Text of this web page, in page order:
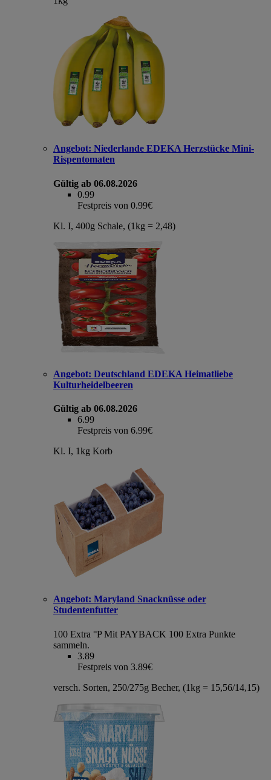
Angebot: Niederlande EDEKA Herzstücke Mini-
Rispentomaten
Gültig ab 06.08.2026
0.99
Festpreis von 0.99€
Kl. I, 400g Schale, (1kg = 2,48)
Angebot: Deutschland EDEKA Heimatliebe
Kulturheidelbeeren
Gültig ab 06.08.2026
6.99
Festpreis von 6.99€
Kl. I, 1kg Korb
Angebot: Maryland Snacknüsse oder
Studentenfutter
100 Extra °P Mit PAYBACK 100 Extra Punkte
sammeln.
3.89
Festpreis von 3.89€
versch. Sorten, 250/275g Becher, (1kg = 15,56/14,15)